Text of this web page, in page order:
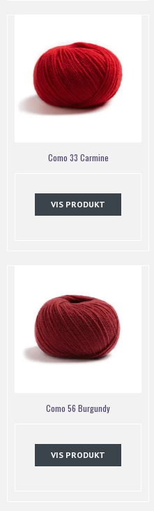
Como 33 Carmine
VIS PRODUKT
Como 56 Burgundy
VIS PRODUKT